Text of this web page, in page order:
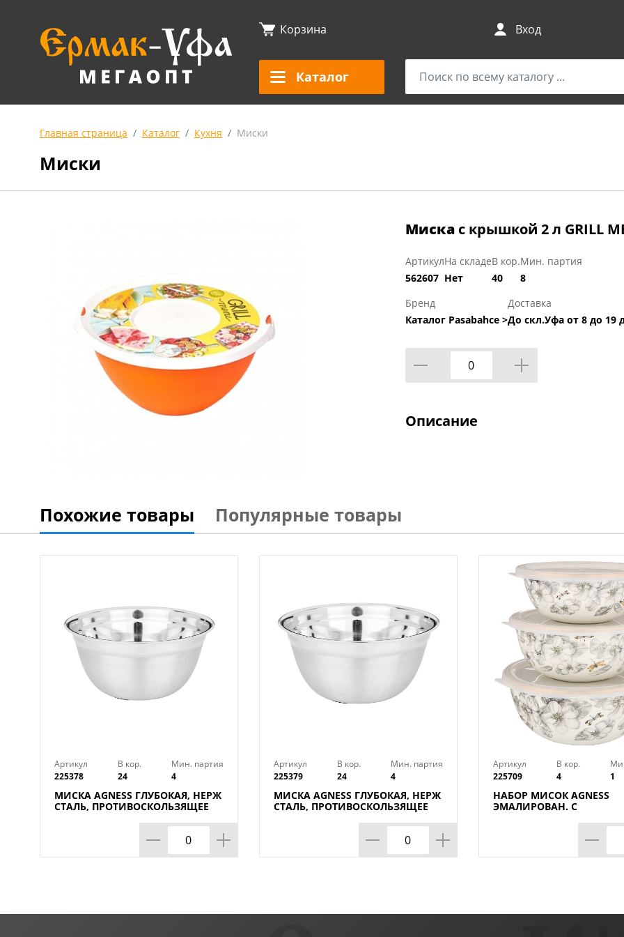
Корзина Вход
Каталог
Главная страница Каталог Кухня Миски
Миски
Миска с крышкой 2 л GRILL
Артикул
562607
На складе
Нет
В кор.
40
Мин. партия
8
Бренд
Каталог Pasabahce >
Доставка
До скл.Уфа от 8 до 19
Описание
Похожие товары Популярные товары
Артикул
225378
В кор.
24
Мин. партия
4
МИСКА AGNESS ГЛУБОКАЯ, НЕРЖ
СТАЛЬ, ПРОТИВОСКОЛЬЗЯЩЕЕ
Артикул
225379
В кор.
24
Мин. партия
4
МИСКА AGNESS ГЛУБОКАЯ, НЕРЖ
СТАЛЬ, ПРОТИВОСКОЛЬЗЯЩЕЕ
Артикул
225709
В кор.
4
1
НАБОР МИСОК AGNESS
ЭМАЛИРОВАН. С
6ПР.14/16/18СМ, 0,6/0,9/